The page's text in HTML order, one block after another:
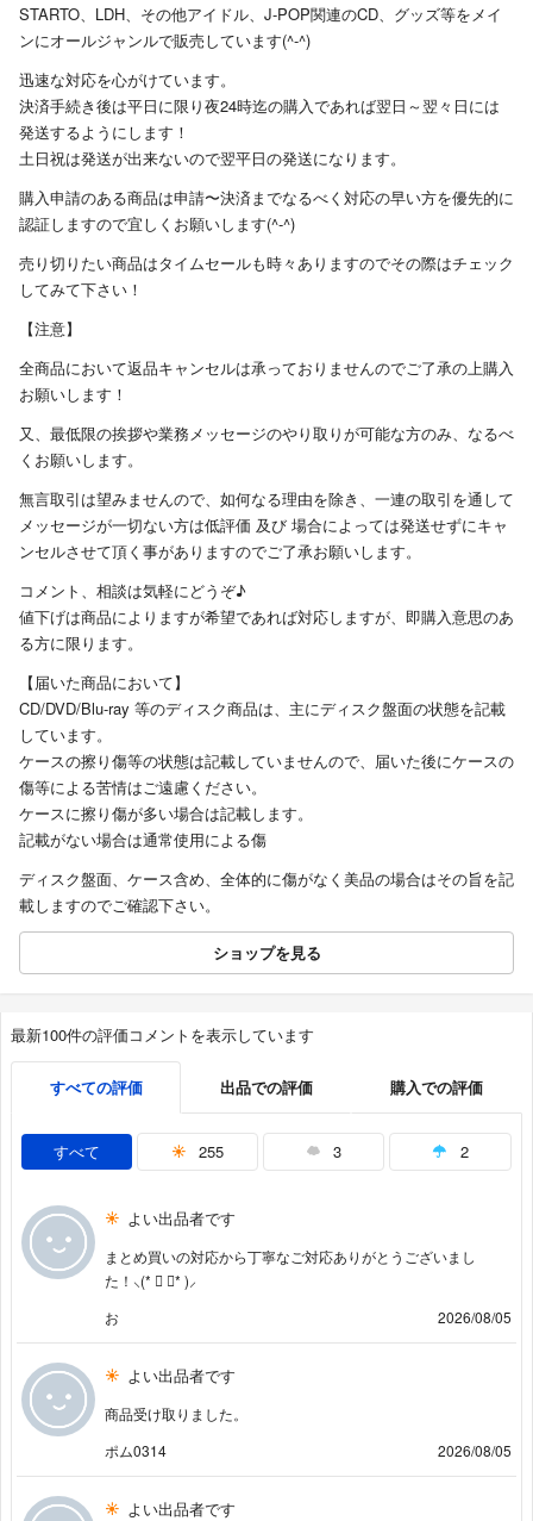
STARTO、LDH、その他アイドル、J-POP関連のCD、グッズ等をメイ
ンにオールジャンルで販売しています(^-^)
迅速な対応を心がけています。
決済手続き後は平日に限り夜24時迄の購入であれば翌日～翌々日には
発送するようにします！
土日祝は発送が出来ないので翌平日の発送になります。
購入申請のある商品は申請〜決済までなるべく対応の早い方を優先的に
認証しますので宜しくお願いします(^-^)
売り切りたい商品はタイムセールも時々ありますのでその際はチェック
してみて下さい！
【注意】
全商品において返品キャンセルは承っておりませんのでご了承の上購入
お願いします！
又、最低限の挨拶や業務メッセージのやり取りが可能な方のみ、なるべ
くお願いします。
無言取引は望みませんので、如何なる理由を除き、一連の取引を通して
メッセージが一切ない方は低評価 及び 場合によっては発送せずにキャ
ンセルさせて頂く事がありますのでご了承お願いします。
コメント、相談は気軽にどうぞ♪
値下げは商品によりますが希望であれば対応しますが、即購入意思のあ
る方に限ります。
【届いた商品において】
CD/DVD/Blu-ray 等のディスク商品は、主にディスク盤面の状態を記載
しています。
ケースの擦り傷等の状態は記載していませんので、届いた後にケースの
傷等による苦情はご遠慮ください。
ケースに擦り傷が多い場合は記載します。
記載がない場合は通常使用による傷
ディスク盤面、ケース含め、全体的に傷がなく美品の場合はその旨を記
載しますのでご確認下さい。
ショップを見る
最新100件の評価コメントを表示しています
すべての評価 出品での評価 購入での評価
すべて 255 3 2
よい出品者です
まとめ買いの対応から丁寧なご対応ありがとうございまし
た！⸜(* ॑ ॑* )⸝
お
2026/08/05
よい出品者です
商品受け取りました。
ポム0314
2026/08/05
よい出品者です